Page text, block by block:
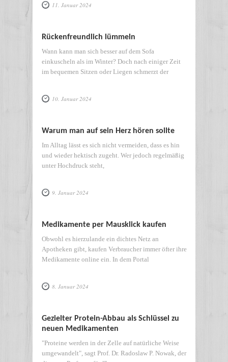
11. Januar 2024
Rückenfreundlich lümmeln
Wann kann man sich besser auf dem Sofa
einkuscheln als im Winter? Doch nach einiger Zeit
im bequemen Sitzen oder Liegen schmerzt der
10. Januar 2024
Warum man auf sein Herz hören sollte
Im Alltag lässt es sich nicht vermeiden, dass es hin
und wieder hektisch zugeht. Wer jedoch regelmäßig
unter Hochdruck steht,
9. Januar 2024
Medikamente per Mausklick kaufen
Obwohl es hierzulande ein dichtes Netz an
Apotheken gibt, kaufen Verbraucher immer öfter ihre
Medikamente online ein. In dem Portal
8. Januar 2024
Gezielter Protein-Abbau als Schlüssel zu
neuen Medikamenten
"Proteine werden in der Zelle auf natürliche Weise
umgewandelt", sagt Prof. Dr. Radoslaw P. Nowak, der